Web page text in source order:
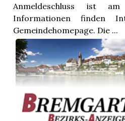
Anmeldeschluss ist
Informationen finden
Gemeindehomepage. Die ...